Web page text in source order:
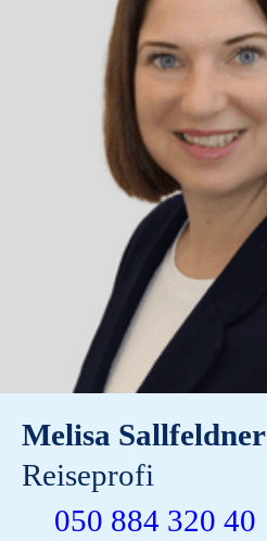
Melisa Sallfeldner
Reiseprofi
050 884 320 40